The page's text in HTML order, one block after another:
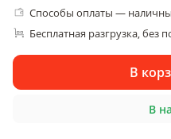
Способы оплаты —
Бесплатная разгрузка, без
В
В